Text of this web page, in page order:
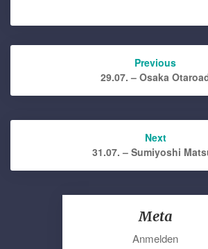
Post
Previous
29.07. – Osaka
Next
31.07. – Sumiyoshi
Meta
Anmelden